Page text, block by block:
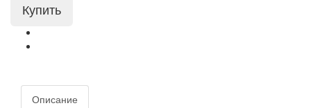
Описание